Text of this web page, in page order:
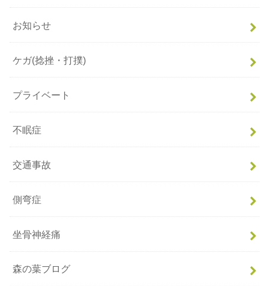
お知らせ
ケガ(捻挫・打撲)
プライベート
不眠症
交通事故
側弯症
坐骨神経痛
森の葉ブログ